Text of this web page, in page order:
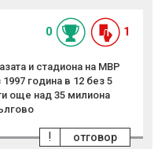
0 1
и стадиона на МВР
година в 12 без 5
още над 35 милиона
отговор
!